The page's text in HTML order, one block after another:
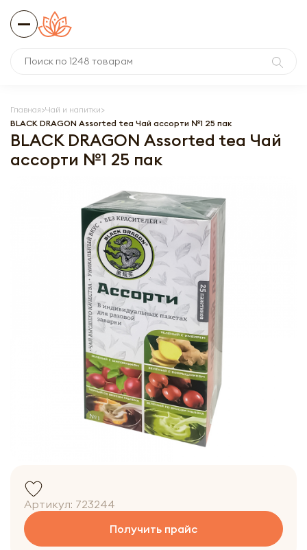
Главная Чай и напитки
BLACK DRAGON Assorted tea Чай ассорти №1 25 пак
BLACK DRAGON Assorted tea Чай
ассорти №1 25 пак
Артикул: 723244
Получить прайс